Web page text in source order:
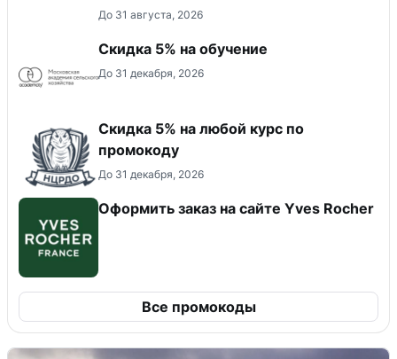
До 31 августа, 2026
Скидка 5% на обучение
До 31 декабря, 2026
Скидка 5% на любой курс по
промокоду
До 31 декабря, 2026
Оформить заказ на сайте Yves Rocher
Все промокоды